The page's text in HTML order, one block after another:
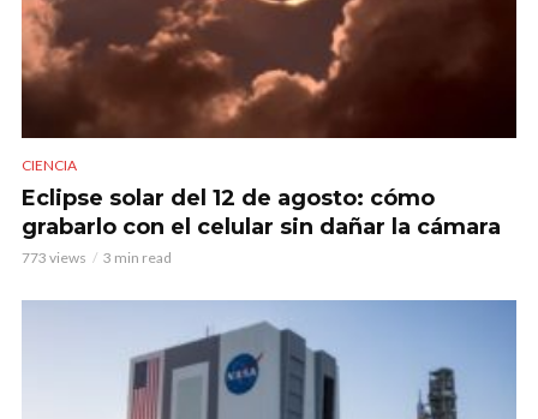
CIENCIA
Eclipse solar del 12 de agosto: cómo
grabarlo con el celular sin dañar la cámara
773 views 3 min read